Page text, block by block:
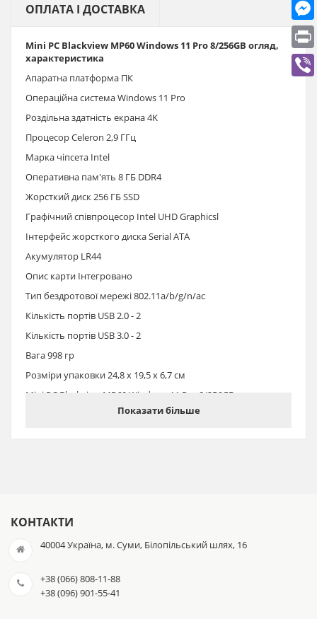
ОПЛАТА І ДОСТАВКА
Mini PC Blackview MP60 Windows 11 Pro 8/256GB огляд,
характеристика
Апаратна платформа ПК
Операційна система Windows 11 Pro
Роздільна здатність екрана ‎4K
Процесор Celeron 2,9 ГГц
Марка чіпсета ‎Intel
Оперативна пам'ять 8 ГБ DDR4
Жорсткий диск ‎256 ГБ SSD
Графічний співпроцесор ‎Intel UHD Graphicsl
Інтерфейс жорсткого диска Serial ATA
Акумулятор LR44
Опис карти ‎Інтегровано
Тип бездротової мережі 802.11a/b/g/n/ac
Кількість портів USB 2.0 ‎- 2
Кількість портів USB 3.0 - ‎2
Вага 998 гр
Розміри упаковки 24,8 х 19,5 х 6,7 см
Mini PC Blackview MP60 Windows 11 Pro 8/256GB купити в
Україні за низькою ціною можна оформивши замовлення
невеликому приміщенні. Крім того, він поставляється з
кронштейном VESA, щоб повісити міні-ПК на задню частину
великого монітора, що є чудовим способом економії місця.
допомогти вам робити все, що ви хочете, і підтримує
виведення 4K, надчіткий дисплей.
Показати більше
КОНТАКТИ
40004 Україна, м. Суми, Білопільський шлях, 16
+38 (066) 808-11-88
+38 (096) 901-55-41